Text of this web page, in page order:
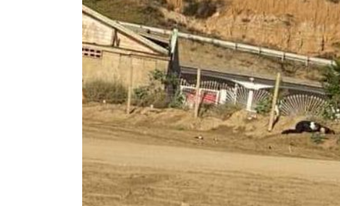
El operativo incluyó la instalación de filtros y
drogas y verificar la identidad de personas
pendientes. Se basó en evaluaciones de llamadas
así como en información proporcionada por la
Los agentes se establecieron en los tres accesos
canina K9, elementos de enlace internacional,
primeros auxilios. Además, se empleó un dron para
objetivo principal fue garantizar la seguridad de los